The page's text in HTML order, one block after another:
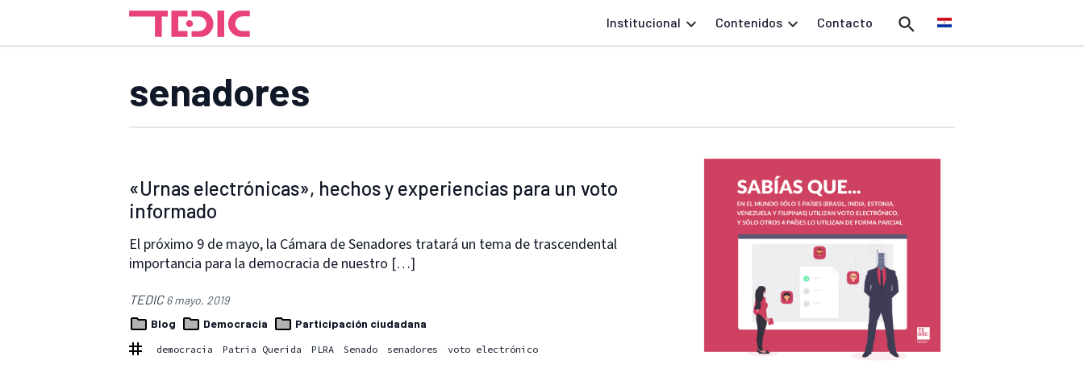
Institucional Contenidos Contacto
senadores
«Urnas electrónicas», hechos y experiencias para un voto
informado
El próximo 9 de mayo, la Cámara de Senadores tratará un tema de trascendental
importancia para la democracia de nuestro […]
TEDIC6 mayo, 2019
Blog
Democracia Participación ciudadana
democracia Patria Querida PLRA Senado senadores voto electrónico